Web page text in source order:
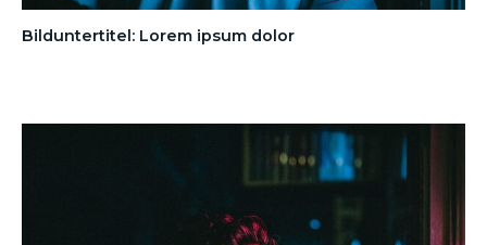
Bilduntertitel: Lorem ipsum dolor